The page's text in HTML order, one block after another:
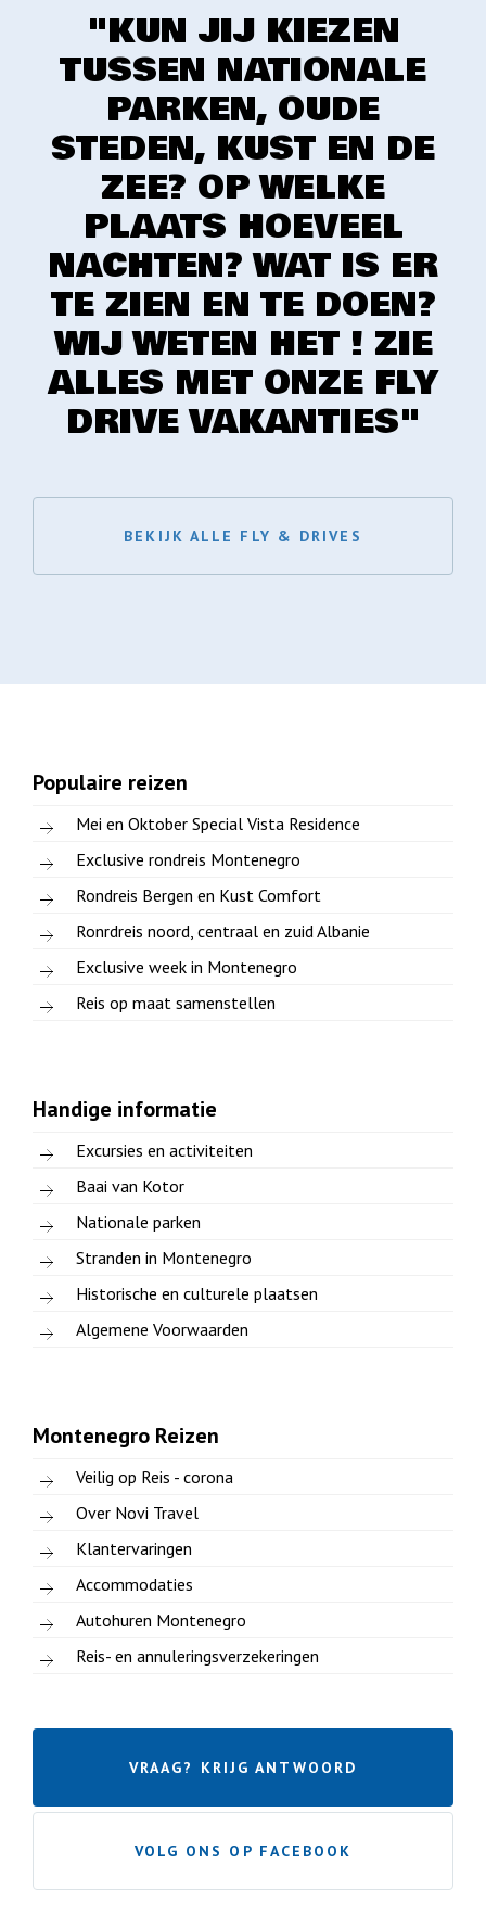
"KUN JIJ KIEZEN
TUSSEN NATIONALE
PARKEN, OUDE
STEDEN, KUST EN DE
ZEE? OP WELKE
PLAATS HOEVEEL
NACHTEN? WAT IS ER
TE ZIEN EN TE DOEN?
WIJ WETEN HET ! ZIE
ALLES MET ONZE FLY
DRIVE VAKANTIES"
BEKIJK ALLE FLY & DRIVES
Populaire reizen
Mei en Oktober Special Vista Residence
Exclusive rondreis Montenegro
Rondreis Bergen en Kust Comfort
Ronrdreis noord, centraal en zuid Albanie
Exclusive week in Montenegro
Reis op maat samenstellen
Handige informatie
Excursies en activiteiten
Baai van Kotor
Nationale parken
Stranden in Montenegro
Historische en culturele plaatsen
Algemene Voorwaarden
Montenegro Reizen
Veilig op Reis - corona
Over Novi Travel
Klantervaringen
Accommodaties
Autohuren Montenegro
Reis- en annuleringsverzekeringen
VRAAG? KRIJG ANTWOORD
VOLG ONS OP FACEBOOK